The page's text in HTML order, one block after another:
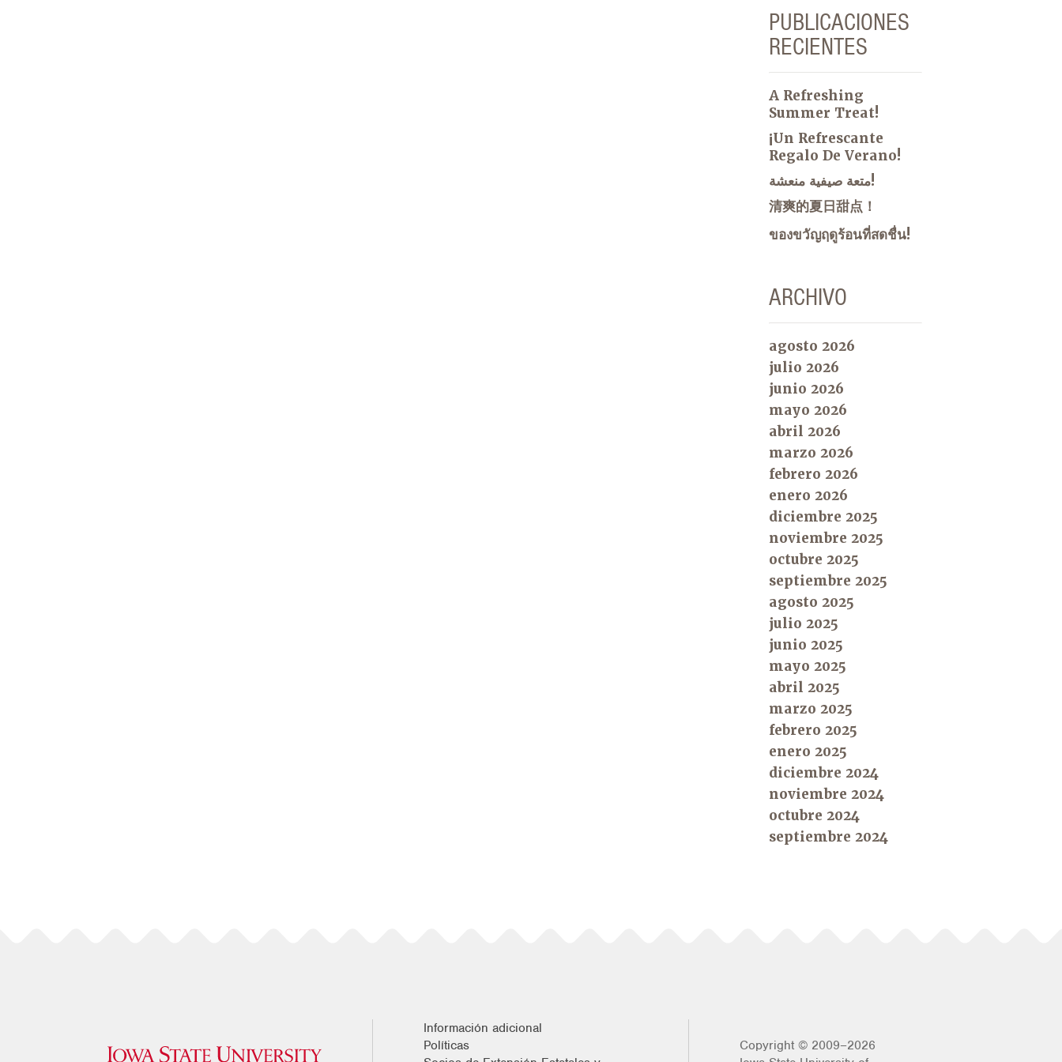
PUBLICACIONES
RECIENTES
A Refreshing
Summer Treat!
¡Un Refrescante
Regalo De Verano!
متعة صيفية منعشة!
清爽的夏日甜点！
ของขวัญฤดูร้อนที่สดชื่น!
ARCHIVO
agosto 2026
julio 2026
junio 2026
mayo 2026
abril 2026
marzo 2026
febrero 2026
enero 2026
diciembre 2025
noviembre 2025
octubre 2025
septiembre 2025
agosto 2025
julio 2025
junio 2025
mayo 2025
abril 2025
marzo 2025
febrero 2025
enero 2025
diciembre 2024
noviembre 2024
octubre 2024
septiembre 2024
Información adicional
Políticas
Copyright © 2009–2026